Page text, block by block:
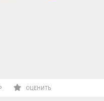
ОЦЕНИТЬ